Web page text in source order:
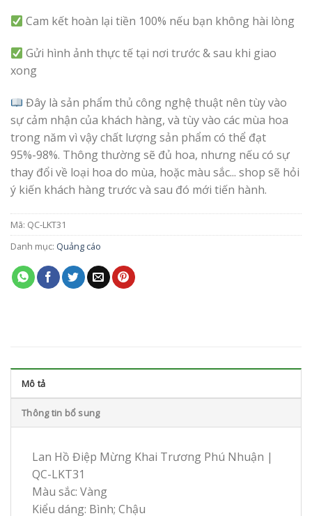
Cam kết hoàn lại tiền 100% nếu bạn không hài lòng
Gửi hình ảnh thực tế tại nơi trước & sau khi giao
xong
Đây là sản phẩm thủ công nghệ thuật nên tùy vào
sự cảm nhận của khách hàng, và tùy vào các mùa hoa
trong năm vì vậy chất lượng sản phẩm có thể đạt
95%-98%. Thông thường sẽ đủ hoa, nhưng nếu có sự
thay đổi về loại hoa do mùa, hoặc màu sắc... shop sẽ hỏi
ý kiến khách hàng trước và sau đó mới tiến hành.
Mã: QC-LKT31
Danh mục: Quảng cáo
Mô tả
Thông tin bổ sung
Lan Hồ Điệp Mừng Khai Trương Phú Nhuận |
QC-LKT31
Màu sắc: Vàng
Kiểu dáng: Bình; Chậu